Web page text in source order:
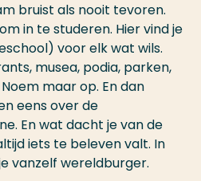
bruist als nooit tevoren.
in te studeren. Hier vind je
voor elk wat wils.
musea, podia, parken,
maar op. En dan
eens over de
En wat dacht je van de
iets te beleven valt. In
vanzelf wereldburger.